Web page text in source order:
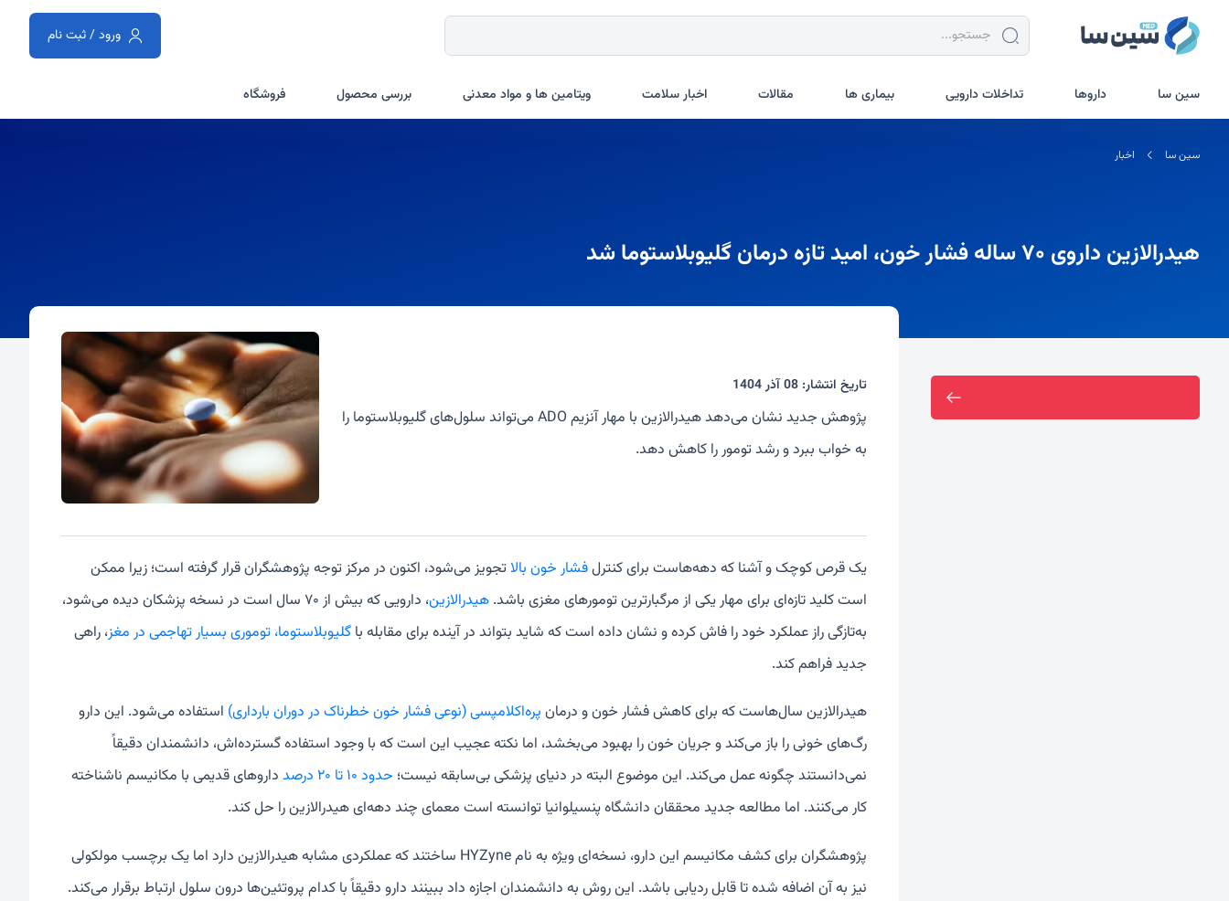
ورود / ثبت نام
سین سا داروها تداخلات دارویی بیماری ها مقالات اخبار سلامت ویتامین ها و مواد معدنی بررسی محصول فروشگاه
سین سا اخبار
هیدرالازین داروی ۷۰ ساله فشار خون، امید تازه درمان گلیوبلاستوما شد
تاریخ انتشار: 08 آذر 1404
پژوهش جدید نشان می‌دهد هیدرالازین با مهار آنزیم ADO می‌تواند سلول‌های گلیوبلاستوما را
به خواب ببرد و رشد تومور را کاهش دهد.
یک قرص کوچک و آشنا که دهه‌هاست برای کنترلفشار خون بالاتجویز می‌شود، اکنون در مرکز توجه پژوهشگران قرار گرفته است؛ زیرا ممکن
است کلید تازه‌ای برای مهار یکی از مرگبارترین تومورهای مغزی باشد. هیدرالازین
، دارویی که بیش از ۷۰ سال است در نسخه‌ پزشکان دیده می‌شود،
به‌تازگی راز عملکرد خود را فاش کرده و نشان داده است که شاید بتواند در آینده برای مقابله با گلیوبلاستوما، توموری بسیار تهاجمی در مغز، راهی
جدید فراهم کند.
هیدرالازین سال‌هاست که برای کاهش فشار خون و درمان پره‌اکلامپسی (نوعی فشار خون خطرناک در دوران بارداری) استفاده می‌شود. این دارو
رگ‌های خونی را باز می‌کند و جریان خون را بهبود می‌بخشد، اما نکته عجیب این است که با وجود استفاده گسترده‌اش، دانشمندان دقیقاً
نمی‌دانستند چگونه عمل می‌کند. این موضوع البته در دنیای پزشکی بی‌سابقه نیست؛ حدود ۱۰ تا ۲۰ درصد
داروهای قدیمی با مکانیسم ناشناخته
کار می‌کنند. اما مطالعه جدید محققان دانشگاه پنسیلوانیا توانسته است معمای چند دهه‌ای هیدرالازین را حل کند.
پژوهشگران برای کشف مکانیسم این دارو، نسخه‌ای ویژه به نام HYZyne ساختند که عملکردی مشابه هیدرالازین دارد اما یک برچسب مولکولی
نیز به آن اضافه شده تا قابل ردیابی باشد. این روش به دانشمندان اجازه داد ببینند دارو دقیقاً با کدام پروتئین‌ها درون سلول ارتباط برقرار می‌کند.